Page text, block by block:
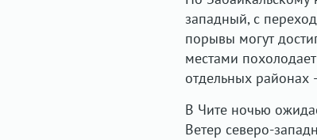
западный, с
порывы могут
местами
отдельных районах
В Чите ночью
Ветер северо-